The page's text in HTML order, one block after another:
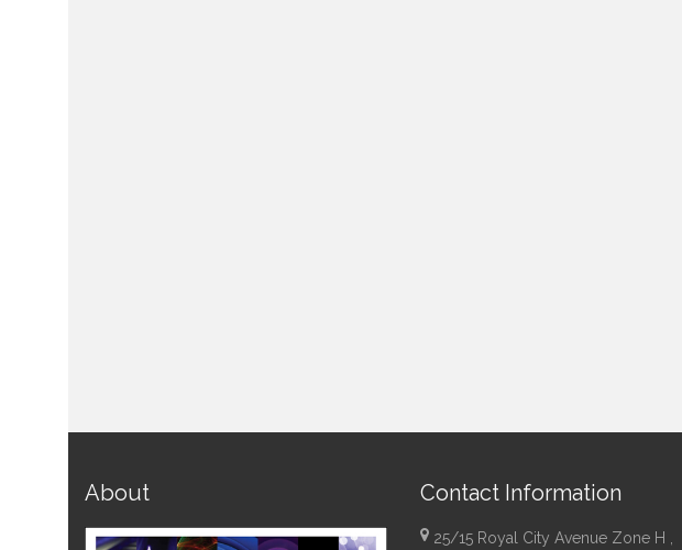
About Contact Information
25/15 Royal City Avenue Zone H ,